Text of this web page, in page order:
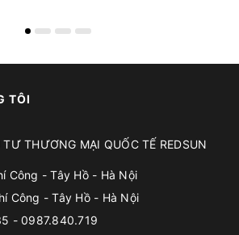
TÔI
THƯƠNG MẠI QUỐC TẾ REDSUN
Công - Tây Hồ - Hà Nội
Công - Tây Hồ - Hà Nội
- 0987.840.719